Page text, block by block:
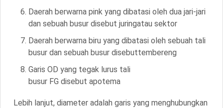
Daerah berwarna pink yang dibatasi oleh dua jari-jari
dan sebuah busur disebut juringatau sektor
Daerah berwarna biru yang dibatasi oleh sebuah tali
busur dan sebuah busur disebuttembereng
Garis OD yang tegak lurus tali
busur FG disebut apotema
Lebih lanjut, diameter adalah garis yang menghubungkan